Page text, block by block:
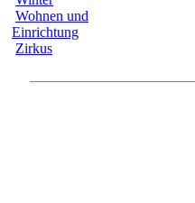
Wohnen und
Einrichtung
Zirkus